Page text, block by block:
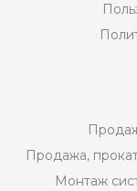
Продажа,
Монтаж